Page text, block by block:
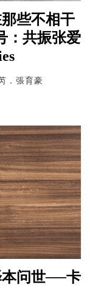
些不相干
：共振张爱
．張育豪
本问世──卡